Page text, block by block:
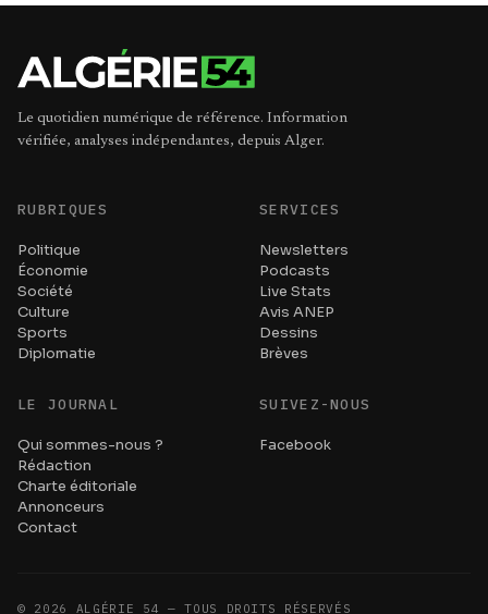
Le quotidien numérique de référence. Information
vérifiée, analyses indépendantes, depuis Alger.
RUBRIQUES
Politique
Économie
Société
Culture
Sports
Diplomatie
SERVICES
Newsletters
Podcasts
Live Stats
Avis ANEP
Dessins
Brèves
LE JOURNAL
Qui sommes-nous ?
Rédaction
Charte éditoriale
Annonceurs
Contact
SUIVEZ-NOUS
Facebook
© 2026 ALGÉRIE 54 — TOUS DROITS RÉSERVÉS